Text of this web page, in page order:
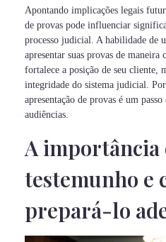
Apontando implicações legais
de provas pode influenciar
processo judicial. A habilidade de
apresentar suas provas de maneira
fortalece a posição de seu cliente,
integridade do sistema judicial.
apresentação de provas é um
audiências.
A importância
testemunho e
prepará-lo